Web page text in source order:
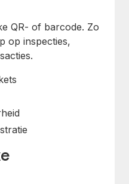
QR- of barcode. Zo
op inspecties,